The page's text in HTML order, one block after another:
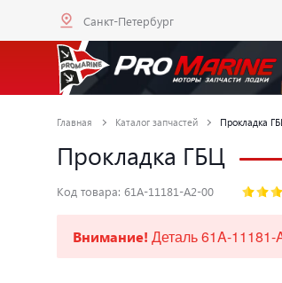
Санкт-Петербург
Главная Каталог запчастей Прокладка
Прокладка ГБЦ
Код товара: 61A-11181-A2-00
Внимание! Деталь 61A-